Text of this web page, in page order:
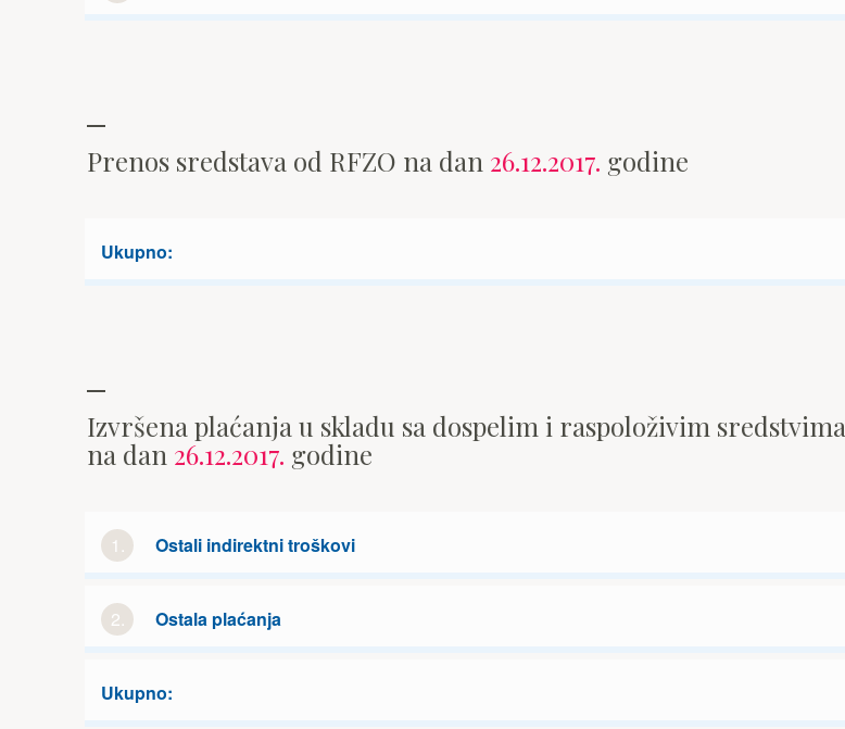
Prenos sredstava od RFZO na dan 26.12.2017. godine
Ukupno:
Izvršena plaćanja u skladu sa dospelim i raspoloživim sredstvima
na dan 26.12.2017. godine
1. Ostali indirektni troškovi
2. Ostala plaćanja
Ukupno: